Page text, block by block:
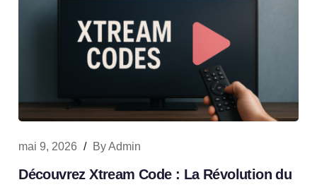
mai 9, 2026 / ByAdmin
Découvrez Xtream Code : La Révolution du